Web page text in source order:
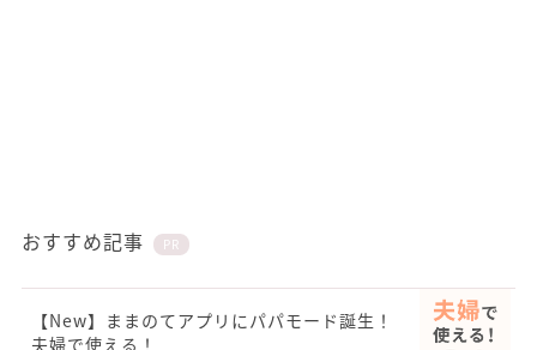
おすすめ記事 PR
【New】ままのてアプリにパパモード誕生！
夫婦で使える！